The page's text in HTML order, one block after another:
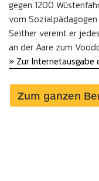
gegen 1200
vom
Seither vereint er
an der Aare zum
» Zur Internetausgabe
Zum ganzen